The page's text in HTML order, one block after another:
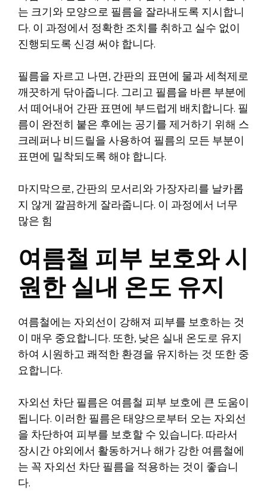
는 크기와 모양으로 필름을 잘라내도록 지시합니
다. 이 과정에서 정확한 조치를 취하고 실수 없이
진행되도록 신경 써야 합니다.
필름을 자르고 나면, 간판의 표면에 물과 세척제로
깨끗하게 닦아줍니다. 그리고 필름을 바른 부분에
서 떼어내어 간판 표면에 부드럽게 배치합니다. 필
름이 완전히 붙은 후에는 공기를 제거하기 위해 스
크레퍼나 비드릴을 사용하여 필름의 모든 부분이
표면에 밀착되도록 해야 합니다.
마지막으로, 간판의 모서리와 가장자리를 날카롭
지 않게 깔끔하게 잘라줍니다. 이 과정에서 너무
많은 힘
여름철 피부 보호와 시
원한 실내 온도 유지
여름철에는 자외선이 강해져 피부를 보호하는 것
이 매우 중요합니다. 또한, 낮은 실내 온도로 유지
하여 시원하고 쾌적한 환경을 유지하는 것 또한 중
요합니다.
자외선 차단 필름은 여름철 피부 보호에 큰 도움이
됩니다. 이러한 필름은 태양으로부터 오는 자외선
을 차단하여 피부를 보호할 수 있습니다. 따라서
장시간 야외에서 활동하거나 해가 강한 여름철에
는 꼭 자외선 차단 필름을 적용하는 것이 좋습니
다.